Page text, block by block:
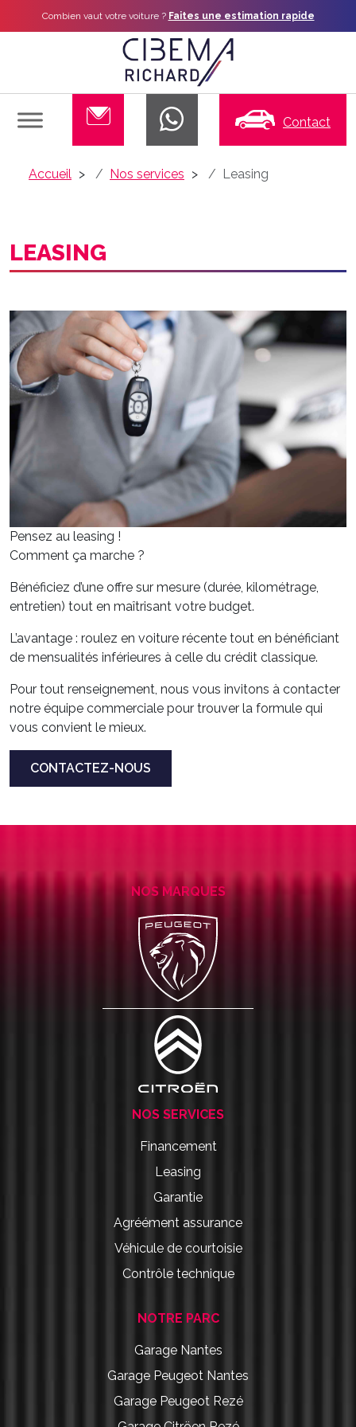
Combien vaut votre voiture ? Faites une estimation rapide
Contact
Accueil Nos services Leasing
LEASING
Pensez au leasing !
Comment ça marche ?
Bénéficiez d’une offre sur mesure (durée, kilométrage,
entretien) tout en maîtrisant votre budget.
L’avantage : roulez en voiture récente tout en bénéficiant
de mensualités inférieures à celle du crédit classique.
Pour tout renseignement, nous vous invitons à contacter
notre équipe commerciale pour trouver la formule qui
vous convient le mieux.
CONTACTEZ-NOUS
NOS MARQUES
NOS SERVICES
Financement
Leasing
Garantie
Agréément assurance
Véhicule de courtoisie
Contrôle technique
NOTRE PARC
Garage Nantes
Garage Peugeot Nantes
Garage Peugeot Rezé